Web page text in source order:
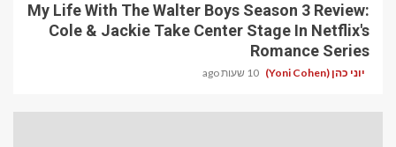
My Life With The Walter Boys Season 3 Review:
Cole & Jackie Take Center Stage In Netflix's
Romance Series
יוני כהן (Yoni Cohen) 10 שעות ago